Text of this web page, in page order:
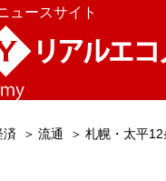
ュースサイト
済 流通 札幌・太平